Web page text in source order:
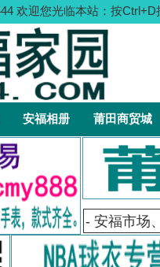
欢迎您光临本站：按
安福相册 莆田商贸城